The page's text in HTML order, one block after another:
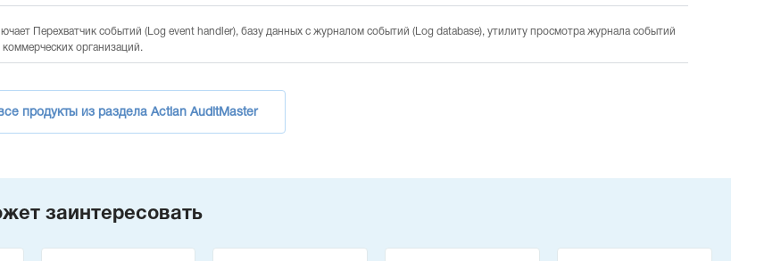
Перехватчик событий (Log event handler), базу данных с журналом событий (Log database), утилиту просмотра журнала событий
организаций.
продукты из раздела Actian AuditMaster
заинтересовать